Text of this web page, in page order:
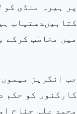
پر ہیرہ منڈی کو
کتابیںدستیاب
میں مخاطب کرکے
جب انگریز
کارکنوں کو حکم
محمد علی جناح